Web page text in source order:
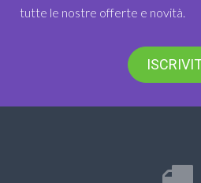
tutte le nostre offerte e novità.